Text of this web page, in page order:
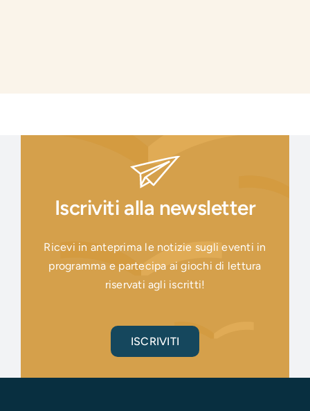
Iscriviti alla newsletter
Ricevi in anteprima le notizie sugli eventi in
programma e partecipa ai giochi di lettura
riservati agli iscritti!
ISCRIVITI